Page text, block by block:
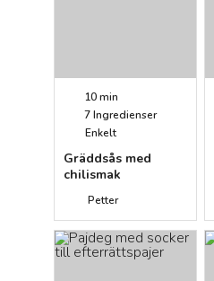
10 min
7Ingredienser
Enkelt
Gräddsås med
chilismak
Petter